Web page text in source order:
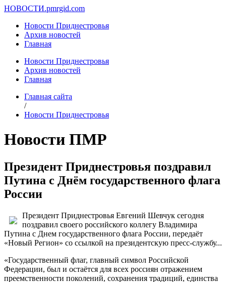
НОВОСТИ.pmrgid.com
Новости Приднестровья
Архив новостей
Главная
Новости Приднестровья
Архив новостей
Главная
Главная сайта
/
Новости Приднестровья
Новости ПМР
Президент Приднестровья поздравил
Путина с Днём государственного флага
России
Президент Приднестровья Евгений Шевчук сегодня
поздравил своего российского коллегу Владимира
Путина с Днем государственного флага России, передаёт
«Новый Регион» со ссылкой на президентскую пресс-службу...
«Государственный флаг, главный символ Российской
Федерации, был и остаётся для всех россиян отражением
преемственности поколений, сохранения традиций, единства